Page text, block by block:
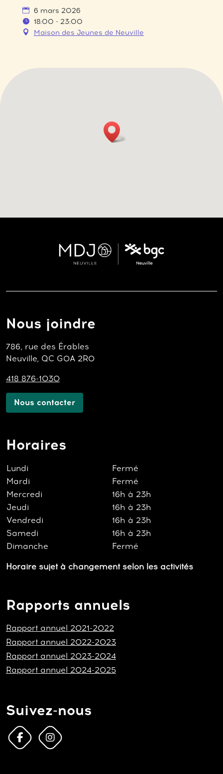
6 mars 2026
18:00 - 23:00
Maison des Jeunes de Neuville
Nous joindre
786, rue des Érables
Neuville, QC G0A 2R0
418 876-1030
Nous contacter
Horaires
Lundi
Fermé
Mardi
Fermé
Mercredi
16h à 23h
Jeudi
16h à 23h
Vendredi
16h à 23h
Samedi
16h à 23h
Dimanche
Fermé
Horaire sujet à changement selon les activités
Rapports annuels
Rapport annuel 2021-2022
Rapport annuel 2022-2023
Rapport annuel 2023-2024
Rapport annuel 2024-2025
Suivez-nous